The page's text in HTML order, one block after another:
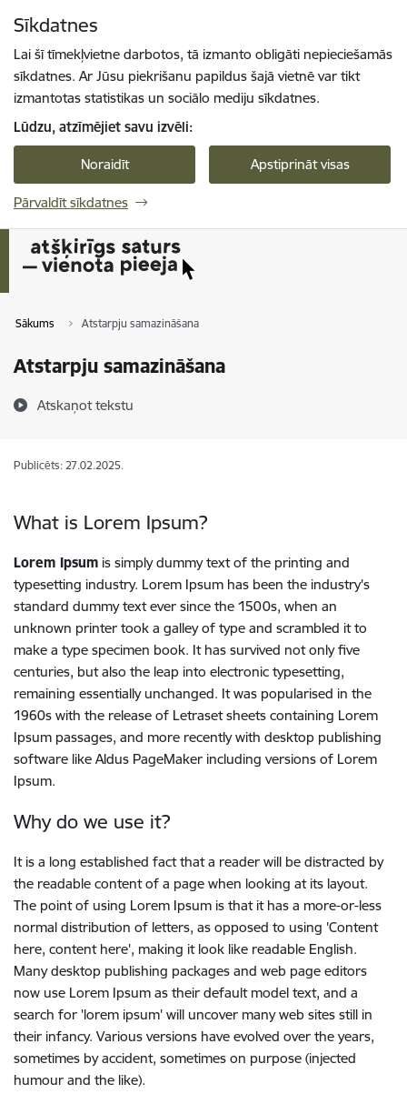
Sīkdatnes
Lai šī tīmekļvietne darbotos, tā izmanto obligāti nepieciešamās
sīkdatnes. Ar Jūsu piekrišanu papildus šajā vietnē var tikt
izmantotas statistikas un sociālo mediju sīkdatnes.
Lūdzu, atzīmējiet savu izvēli:
Noraidīt Apstiprināt visas
Pārvaldīt sīkdatnes
Sākums Atstarpju samazināšana
Atstarpju samazināšana
Atskaņot tekstu
Publicēts: 27.02.2025.
What is Lorem Ipsum?
Lorem Ipsum is simply dummy text of the printing and
typesetting industry. Lorem Ipsum has been the industry's
standard dummy text ever since the 1500s, when an
unknown printer took a galley of type and scrambled it to
make a type specimen book. It has survived not only five
centuries, but also the leap into electronic typesetting,
remaining essentially unchanged. It was popularised in the
1960s with the release of Letraset sheets containing Lorem
Ipsum passages, and more recently with desktop publishing
software like Aldus PageMaker including versions of Lorem
Ipsum.
Why do we use it?
It is a long established fact that a reader will be distracted by
the readable content of a page when looking at its layout.
The point of using Lorem Ipsum is that it has a more-or-less
normal distribution of letters, as opposed to using 'Content
here, content here', making it look like readable English.
Many desktop publishing packages and web page editors
now use Lorem Ipsum as their default model text, and a
search for 'lorem ipsum' will uncover many web sites still in
their infancy. Various versions have evolved over the years,
sometimes by accident, sometimes on purpose (injected
humour and the like).